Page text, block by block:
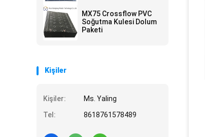
1320mm 1520mm ML
PVC Dolgu
MX75 Crossflow PVC
Soğutma Kulesi Dolum
Paketi
Kişiler
Kişiler:
Ms. Yaling
Tel:
8618761578489